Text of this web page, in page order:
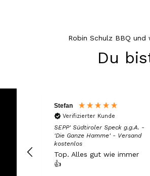
Robin Schulz BBQ und
Du
Stefan
Verifizierter Kunde
SEPP' Südtiroler Speck g.g.A. -
'Die Ganze Hamme' - Versand
kostenlos
Top. Alles gut wie immer
👍